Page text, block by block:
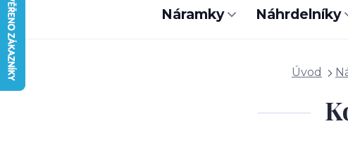
Náramky Náhrdelníky
Úvod